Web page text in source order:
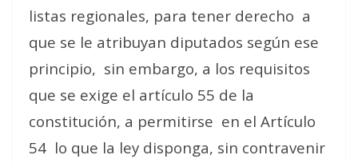
listas regionales, para tener derecho a
que se le atribuyan diputados según ese
principio, sin embargo, a los requisitos
que se exige el artículo 55 de la
constitución, a permitirse en el Artículo
54 lo que la ley disponga, sin contravenir